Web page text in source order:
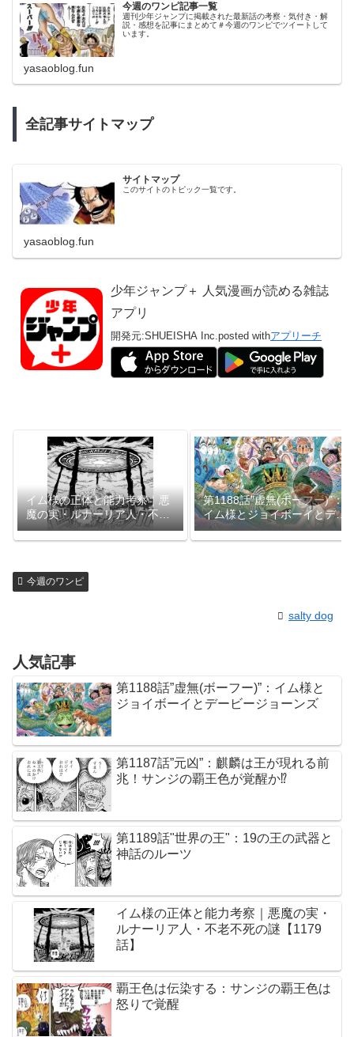
今週のワンピ記事一覧
週刊少年ジャンプに掲載された最新話の考察・気付き・解
説・感想を記事にまとめて＃今週のワンピでツイートして
います。
yasaoblog.fun
全記事サイトマップ
サイトマップ
このサイトのトピック一覧です。
yasaoblog.fun
少年ジャンプ＋ 人気漫画が読める雑誌
アプリ
開発元:SHUEISHA Inc.posted withアプリーチ
イム様の正体と能力考察｜悪
魔の実・ルナーリア人・不老
不死の謎【1179話】
第1188話”虚無(ボーフー)”：
イム様とジョイボーイとデー
ビージョーンズ
今週のワンピ
salty dog
人気記事
第1188話”虚無(ボーフー)”：イム様と
ジョイボーイとデービージョーンズ
第1187話”元凶”：麒麟は王が現れる前
兆！サンジの覇王色が覚醒か⁉︎
第1189話"世界の王"：19の王の武器と
神話のルーツ
イム様の正体と能力考察｜悪魔の実・
ルナーリア人・不老不死の謎【1179
話】
覇王色は伝染する：サンジの覇王色は
怒りで覚醒